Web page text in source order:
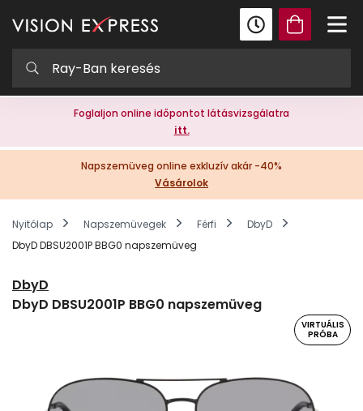
Foglaljon online időpontot látásvizsgálatra
itt.
Napszemüveg online exkluzív akár -40%
Vásárolok
Nyitólap Napszemüvegek Férfi
DbyD
DbyD DBSU2001P BBG0 napszemüveg
DbyD
DbyD DBSU2001P BBG0 napszemüveg
VIRTUÁLIS
PRÓBA